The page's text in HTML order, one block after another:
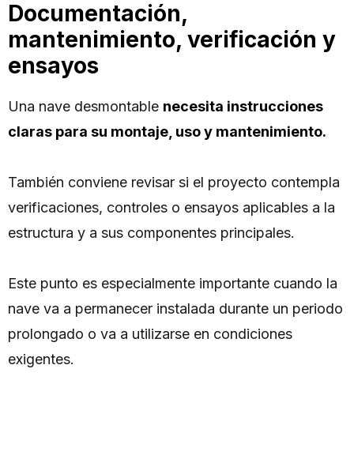
Documentación,
mantenimiento, verificación y
ensayos
Una nave desmontable necesita instrucciones
claras para su montaje, uso y mantenimiento.
También conviene revisar si el proyecto contempla
verificaciones, controles o ensayos aplicables a la
estructura y a sus componentes principales.
Este punto es especialmente importante cuando la
nave va a permanecer instalada durante un periodo
prolongado o va a utilizarse en condiciones
exigentes.